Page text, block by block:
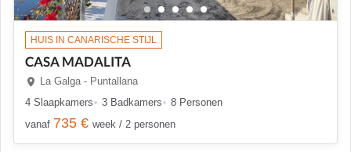
HUIS IN CANARISCHE STIJL
CASA MADALITA
La Galga - Puntallana
4 Slaapkamers
3 Badkamers
8 Personen
vanaf 735 € week / 2 personen